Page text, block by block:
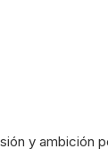
y